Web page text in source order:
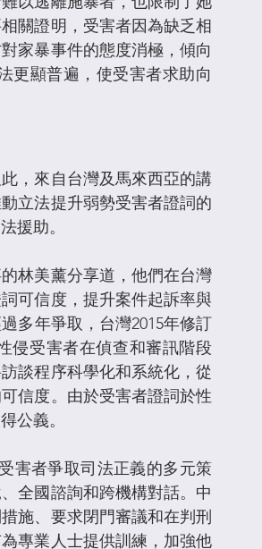
關證明，受害者因為缺乏相
家暴事件的態度消極，傾向
更顯普遍，使受害者求助向
，來自台灣及馬來西亞的講
立法提升弱勢受害者證詞的
援助。
林美薰分享道，他們在台灣
可信度，提升案件起訴率與
多年爭取，台灣2015年修訂
侵受害者在偵查和審訊階段
談程序科學化和系統化，從
信度。由於受害者證詞於性
公義。
害者爭取司法正義的多元策
全國諮詢和跨機構對話。中
施、要求閉門審議和在判刑
專業人士提供訓練，加強他